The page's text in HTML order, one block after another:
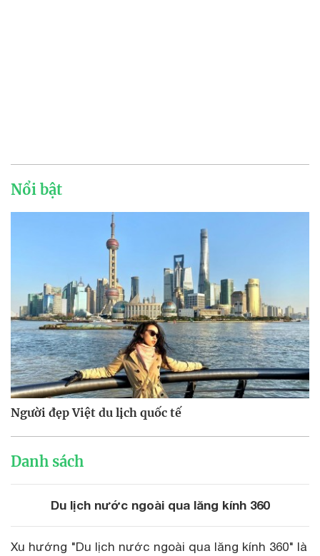
Nổi bật
Người đẹp Việt du lịch quốc tế
Danh sách
Du lịch nước ngoài qua lăng kính 360
Xu hướng "Du lịch nước ngoài qua lăng kính 360" là